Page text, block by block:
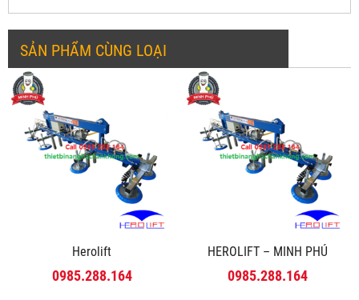
SẢN PHẨM CÙNG LOẠI
Herolift
0985.288.164
HEROLIFT – MINH PHÚ
0985.288.164